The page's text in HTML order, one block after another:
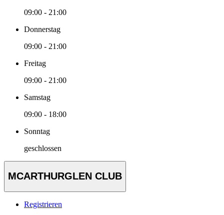
09:00 - 21:00
Donnerstag
09:00 - 21:00
Freitag
09:00 - 21:00
Samstag
09:00 - 18:00
Sonntag
geschlossen
MCARTHURGLEN CLUB
Registrieren